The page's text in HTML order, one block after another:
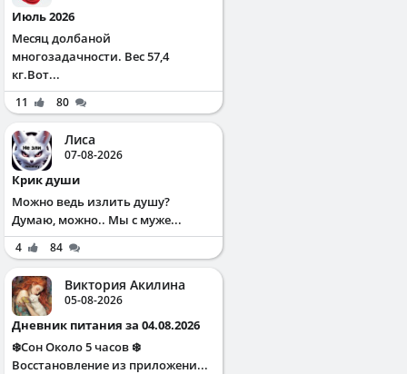
Июль 2026
Месяц долбаной
многозадачности. Вес 57,4
кг.Вот...
11 80
Лиса
07-08-2026
Крик души
Можно ведь излить душу?
Думаю, можно.. Мы с муже...
4 84
Виктория Акилина
05-08-2026
Дневник питания за 04.08.2026
❄️Сон Около 5 часов ❄️
Восстановление из приложени...